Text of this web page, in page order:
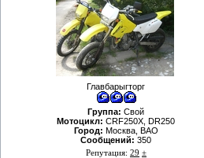
Главбарыгторг
Группа: Свой
Мотоцикл: CRF250X, DR250
Город: Москва, ВАО
Сообщений: 350
Репутация: 29 ±